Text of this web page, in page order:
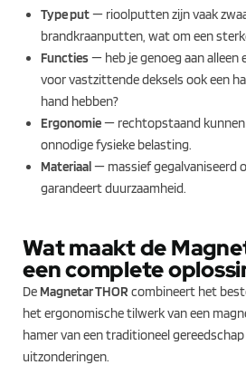
Type put— rioolputten zijn vaak
brandkraanputten, wat om een
Functies— heb je genoeg aan alleen
voor vastzittende deksels ook een
hand hebben?
Ergonomie— rechtopstaand
onnodige fysieke belasting.
Materiaal — massief gegalvaniseerd
garandeert duurzaamheid.
Wat maakt de
een complete
De Magnetar THOR combineert het
het ergonomische tilwerk van een
hamer van een traditioneel
uitzonderingen.